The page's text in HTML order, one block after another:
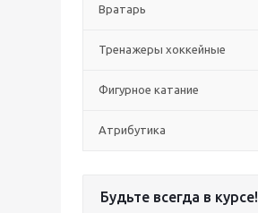
Вратарь
Тренажеры хоккейные
Фигурное катание
Атрибутика
Будьте всегда в курсе!